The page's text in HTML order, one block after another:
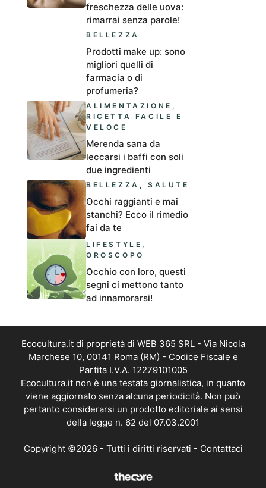
freschezza delle uova:
rimarrai senza parole!
BELLEZZA
Prodotti make up: sono
migliori quelli di
farmacia o di
profumeria?
ALIMENTAZIONE ,
RICETTA FACILE E
VELOCE
Merenda sana da
leccarsi i baffi con soli
due ingredienti
BELLEZZA ,SALUTE
Occhi raggianti e mai
stanchi? Ecco il rimedio
fai da te
LIFESTYLE ,
OROSCOPO
Occhio con loro, questi
segni ci mettono tanto
ad innamorarsi!
Ecocultura.it di proprietà di WEB 365 SRL - Via Nicola
Marchese 10, 00141 Roma (RM) - Codice Fiscale e
Partita I.V.A. 12279101005
Ecocultura.it non è una testata giornalistica, in quanto
viene aggiornato senza alcuna periodicità. Non può
pertanto considerarsi un prodotto editoriale ai sensi
della legge n. 62 del 07.03.2001
Copyright ©2026 - Tutti i diritti riservati - Contattaci